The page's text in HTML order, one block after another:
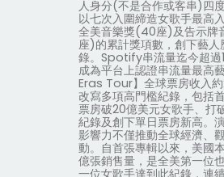
人身分(不是合作或客串)四
以七次入圍締造女歌手最高
全美音樂獎(40座)及告示牌
座)的累計獎項數，創下藝人
錄。 Spotify串流量迄今超過
成為平台上認證串流量最高
Eras Tour】全球票房收入約
改寫多項高門檻紀錄，包括
票房破20億美元女歌手、打
紀錄及創下單日票房新高。
影響力不僅推動全球經濟、
動。自首張專輯以來，美國
億張銷售量，是全美第一位
一位女歌手達到此紀錄，連續